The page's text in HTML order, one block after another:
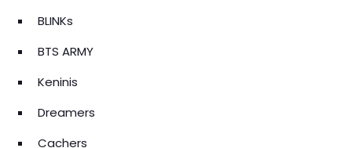
BLINKs
BTS ARMY
Keninis
Dreamers
Cachers